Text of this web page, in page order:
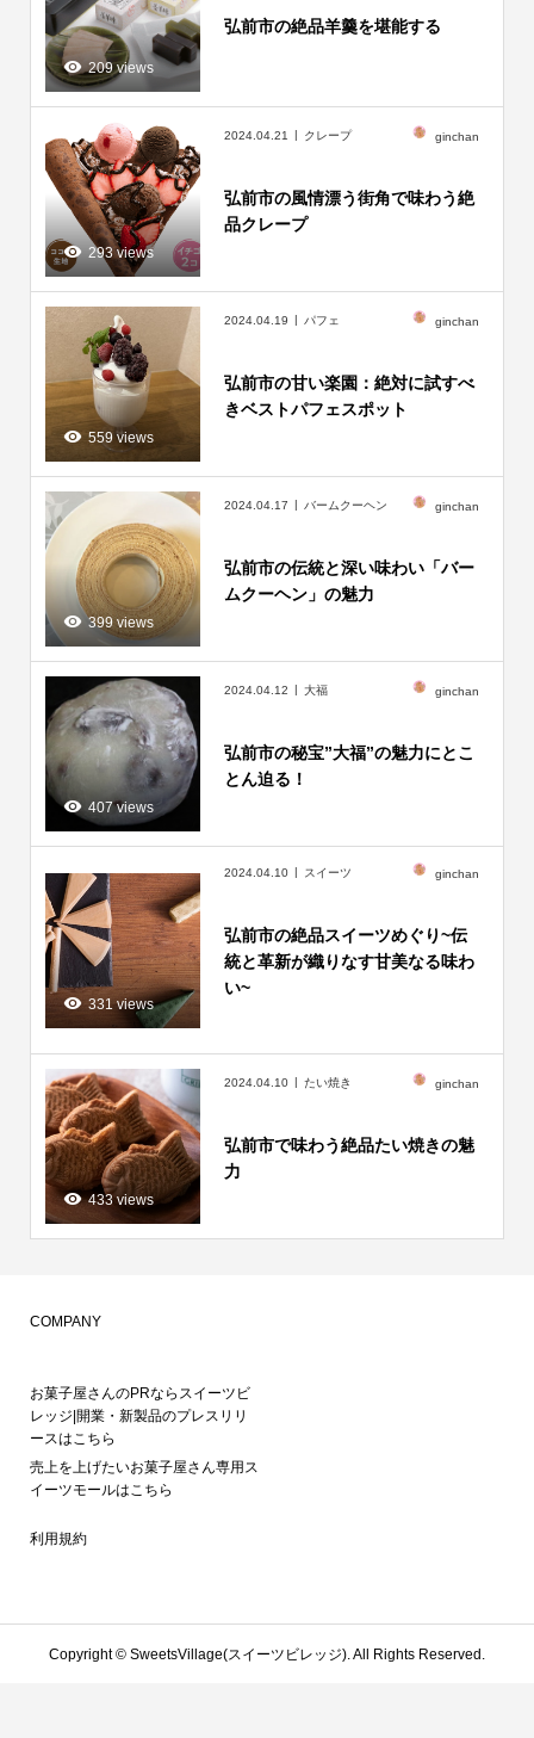
209 views
弘前市の絶品羊羹を堪能する
293 views
2024.04.21 クレープ ginchan
弘前市の風情漂う街角で味わう絶
品クレープ
559 views
2024.04.19 パフェ ginchan
弘前市の甘い楽園：絶対に試すべ
きベストパフェスポット
399 views
2024.04.17 バームクーヘン ginchan
弘前市の伝統と深い味わい「バー
ムクーヘン」の魅力
407 views
2024.04.12 大福 ginchan
弘前市の秘宝”大福”の魅力にとこ
とん迫る！
331 views
2024.04.10 スイーツ ginchan
弘前市の絶品スイーツめぐり~伝
統と革新が織りなす甘美なる味わ
い~
433 views
2024.04.10 たい焼き ginchan
弘前市で味わう絶品たい焼きの魅
力
COMPANY
お菓子屋さんのPRならスイーツビ
レッジ|開業・新製品のプレスリリ
ースはこちら
売上を上げたいお菓子屋さん専用ス
イーツモールはこちら
利用規約
Copyright © SweetsVillage(スイーツビレッジ). All Rights Reserved.